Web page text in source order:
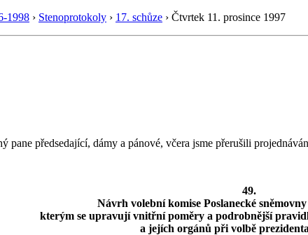
1998 › Stenoprotokoly › 17. schůze › Čtvrtek 11. prosince 1997
pane předsedající, dámy a pánové, včera jsme přerušili
49.
Návrh volební komise Poslanecké
kterým se upravují vnitřní poměry a podrobnější
a jejích orgánů při volbě